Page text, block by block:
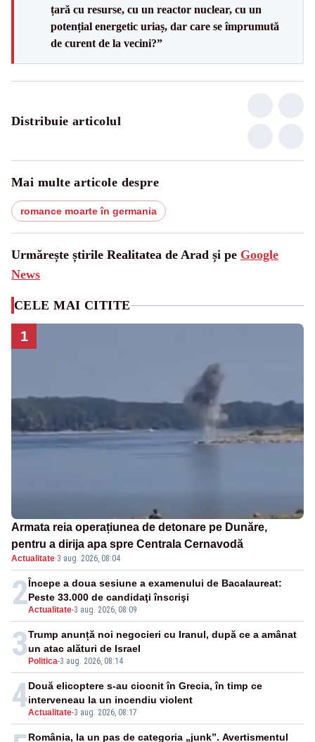
țară cu resurse, cu un reactor nuclear, cu un
potențial energetic uriaș, dar care se împrumută
de curent de la vecini?”
Distribuie articolul
Mai multe articole despre
romance moarte în germania
Urmărește știrile Realitatea de Arad și pe Google
News
CELE MAI CITITE
1
Armata reia operațiunea de detonare pe Dunăre,
pentru a dirija apa spre Centrala Cernavodă
Actualitate·3 aug. 2026, 08:04
2Actualitate-3 aug. 2026, 08:09
Începe a doua sesiune a examenului de Bacalaureat:
Peste 33.000 de candidaţi înscrişi
3Politica-3 aug. 2026, 08:14
Trump anunță noi negocieri cu Iranul, după ce a amânat
un atac alături de Israel
4Actualitate-3 aug. 2026, 08:17
Două elicoptere s-au ciocnit în Grecia, în timp ce
interveneau la un incendiu violent
România, la un pas de categoria „junk”. Avertismentul